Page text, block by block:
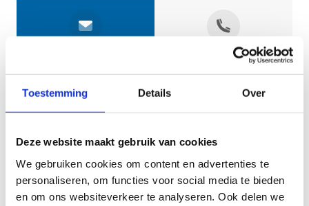
Toestemming Details Over
Deze website maakt gebruik van cookies
We gebruiken cookies om content en advertenties te
personaliseren, om functies voor social media te bieden
en om ons websiteverkeer te analyseren. Ook delen we